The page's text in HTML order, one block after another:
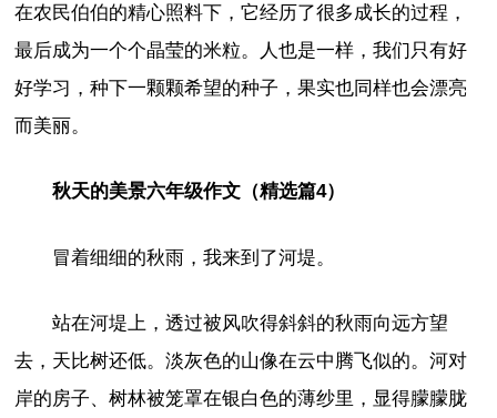
在农民伯伯的精心照料下，它经历了很多成长的过程，
最后成为一个个晶莹的米粒。人也是一样，我们只有好
好学习，种下一颗颗希望的种子，果实也同样也会漂亮
而美丽。
秋天的美景六年级作文（精选篇4）
冒着细细的秋雨，我来到了河堤。
站在河堤上，透过被风吹得斜斜的秋雨向远方望
去，天比树还低。淡灰色的山像在云中腾飞似的。河对
岸的房子、树林被笼罩在银白色的薄纱里，显得朦朦胧